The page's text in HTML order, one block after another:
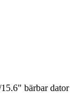
bärbar dator